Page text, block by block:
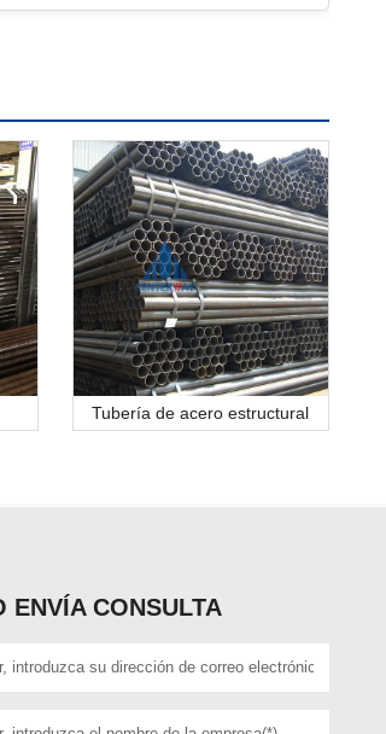
Tubería de acero estructural
ENVÍA CONSULTA